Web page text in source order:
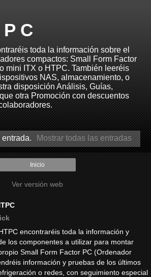
C
toda la información sobre el
compactos: Small Form Factor
mini ITX o HTPC. También leeréis
NAS, almacenamiento, o
disposición Análisis, Guías,
otra Promoción con descuentos
entrada. Mostrar todas las entradas
Inicio
Ver versión web
encontraréis toda la información y
los componentes a utilizar para montar
Small Form Factor PC (Ordenador
información y pruebas de los últimos
o redes, con seguimiento especial